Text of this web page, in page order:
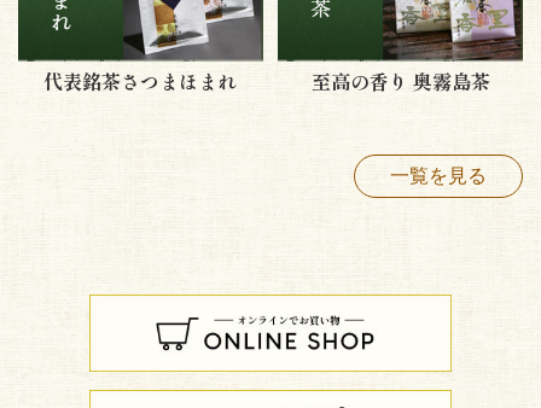
代表銘茶さつまほまれ 至高の香り 奥霧島茶
一覧を見る